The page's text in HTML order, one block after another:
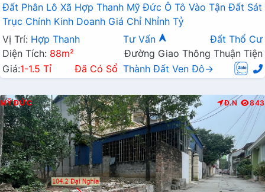
Đất Phân Lô Xã Hợp Thanh Mỹ Đức Ô Tô Vào Tận Đất Sát
Trục Chính Kinh Doanh Giá Chỉ Nhỉnh Tỷ
Vị Trí: Hợp Thanh Tư Vấn
Đất Thổ Cư
Diện Tích: 88m²
Đường Giao Thông Thuận Tiện
Giá:1-1.5 Tỉ Đã Có Sổ Thành Đất Ven Đô→
MỸ ĐỨC Đ.N 843